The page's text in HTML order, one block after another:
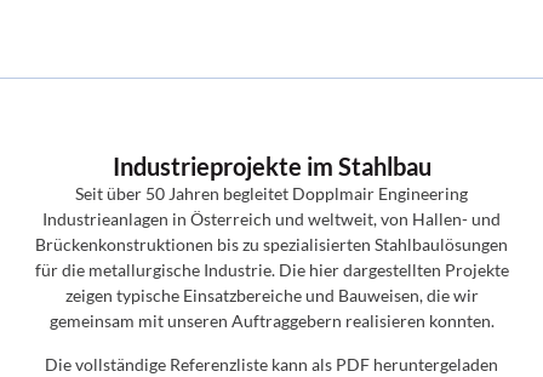
Industrieprojekte im Stahlbau
Seit über 50 Jahren begleitet Dopplmair Engineering
Industrieanlagen in Österreich und weltweit, von Hallen- und
Brückenkonstruktionen bis zu spezialisierten Stahlbaulösungen
für die metallurgische Industrie. Die hier dargestellten Projekte
zeigen typische Einsatzbereiche und Bauweisen, die wir
gemeinsam mit unseren Auftraggebern realisieren konnten.
Die vollständige Referenzliste kann als PDF heruntergeladen